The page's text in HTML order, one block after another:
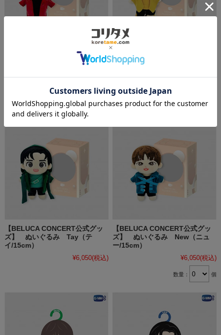
【BELUCA CONCERT公式グッ
ズ】 ぬいぐるみ Off（オ
ズ】 ぬいぐるみ Gun（ガ
【BELUCA CONCERT公式グッ
ズ】 ぬいぐるみ Tay（テ
イ/15cm）
¥6,050(税込)
【BELUCA CONCERT公式グッ
ズ】 ぬいぐるみ New（ニュ
ー/15cm）
¥6,050(税込)
数量： 個